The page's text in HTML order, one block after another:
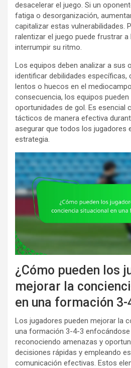
desacelerar el juego. Si un
fatiga o desorganización,
capitalizar estas vulnerabilidades.
ralentizar el juego puede frustrar
interrumpir su ritmo.
Los equipos deben analizar a sus
identificar debilidades
lentos o huecos en el
consecuencia, los equipos
oportunidades de gol. Es esencial
tácticos de manera efectiva
asegurar que todos los jugadores
estrategia.
¿Cómo pueden los
mejorar la
en una formación 3-
Los jugadores pueden mejorar la
una formación 3-4-3
reconociendo amenazas y
decisiones rápidas y empleando
comunicación efectivas. Estos